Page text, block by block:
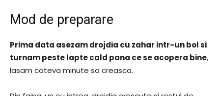
Mod de preparare
Prima data asezam drojdia cu zahar intr-un bol si
turnam peste lapte cald pana ce se acopera bine,
lasam cateva minute sa creasca.